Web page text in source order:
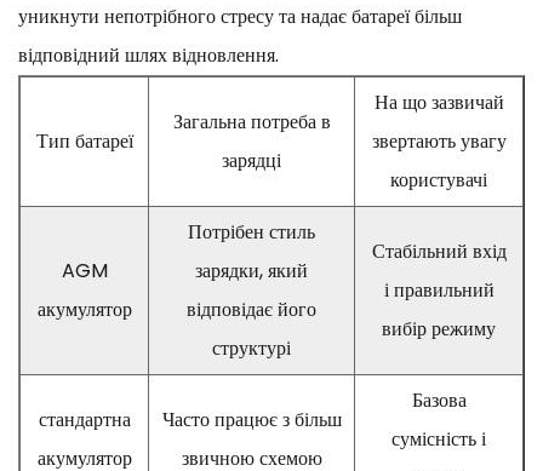
уникнути непотрібного стресу та надає батареї більш
відповідний шлях відновлення.
Тип батареї
Загальна потреба в
зарядці
На що зазвичай
звертають увагу
користувачі
AGM
акумулятор
Потрібен стиль
зарядки, який
відповідає його
структурі
Стабільний вхід
і правильний
вибір режиму
стандартна
акумулятор
Часто працює з більш
звичною схемою
Базова
сумісність і